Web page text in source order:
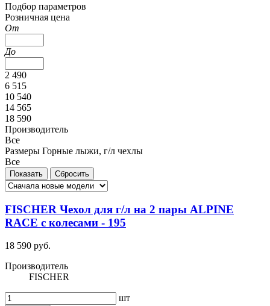
Подбор параметров
Розничная цена
От
До
2 490
6 515
10 540
14 565
18 590
Производитель
Все
Размеры Горные лыжи, г/л чехлы
Все
FISCHER Чехол для г/л на 2 пары ALPINE
RACE с колесами - 195
18 590 руб.
Производитель
FISCHER
шт